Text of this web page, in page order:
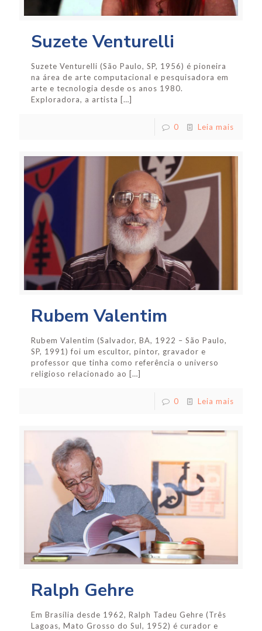
Suzete Venturelli
Suzete Venturelli (São Paulo, SP, 1956) é pioneira
na área de arte computacional e pesquisadora em
arte e tecnologia desde os anos 1980.
Exploradora, a artista […]
0 Leia mais
Rubem Valentim
Rubem Valentim (Salvador, BA, 1922 – São Paulo,
SP, 1991) foi um escultor, pintor, gravador e
professor que tinha como referência o universo
religioso relacionado ao […]
0 Leia mais
Ralph Gehre
Em Brasília desde 1962, Ralph Tadeu Gehre (Três
Lagoas, Mato Grosso do Sul, 1952) é curador e